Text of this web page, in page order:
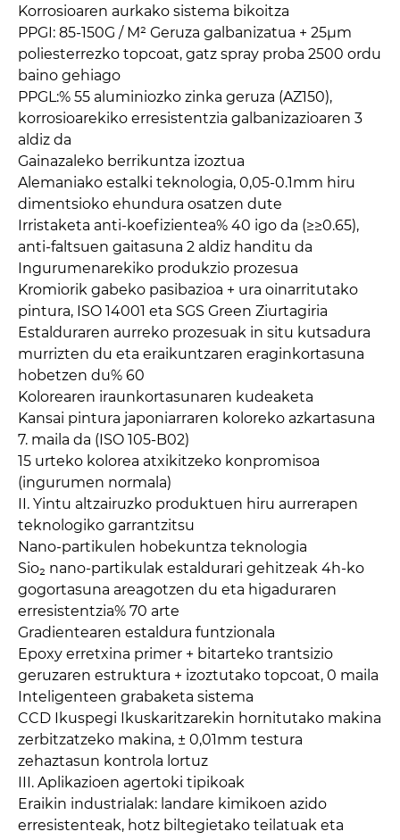
Korrosioaren aurkako sistema bikoitza
PPGI: 85-150G / M² Geruza galbanizatua + 25μm
poliesterrezko topcoat, gatz spray proba 2500 ordu
baino gehiago
PPGL:% 55 aluminiozko zinka geruza (AZ150),
korrosioarekiko erresistentzia galbanizazioaren 3
aldiz da
Gainazaleko berrikuntza izoztua
Alemaniako estalki teknologia, 0,05-0.1mm hiru
dimentsioko ehundura osatzen dute
Irristaketa anti-koefizientea% 40 igo da (≥≥0.65),
anti-faltsuen gaitasuna 2 aldiz handitu da
Ingurumenarekiko produkzio prozesua
Kromiorik gabeko pasibazioa + ura oinarritutako
pintura, ISO 14001 eta SGS Green Ziurtagiria
Estalduraren aurreko prozesuak in situ kutsadura
murrizten du eta eraikuntzaren eraginkortasuna
hobetzen du% 60
Kolorearen iraunkortasunaren kudeaketa
Kansai pintura japoniarraren koloreko azkartasuna
7. maila da (ISO 105-B02)
15 urteko kolorea atxikitzeko konpromisoa
(ingurumen normala)
II. Yintu altzairuzko produktuen hiru aurrerapen
teknologiko garrantzitsu
Nano-partikulen hobekuntza teknologia
Sio₂ nano-partikulak estaldurari gehitzeak 4h-ko
gogortasuna areagotzen du eta higaduraren
erresistentzia% 70 arte
Gradientearen estaldura funtzionala
Epoxy erretxina primer + bitarteko trantsizio
geruzaren estruktura + izoztutako topcoat, 0 maila
Inteligenteen grabaketa sistema
CCD Ikuspegi Ikuskaritzarekin hornitutako makina
zerbitzatzeko makina, ± 0,01mm testura
zehaztasun kontrola lortuz
III. Aplikazioen agertoki tipikoak
Eraikin industrialak: landare kimikoen azido
erresistenteak, hotz biltegietako teilatuak eta